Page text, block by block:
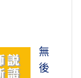
無
後